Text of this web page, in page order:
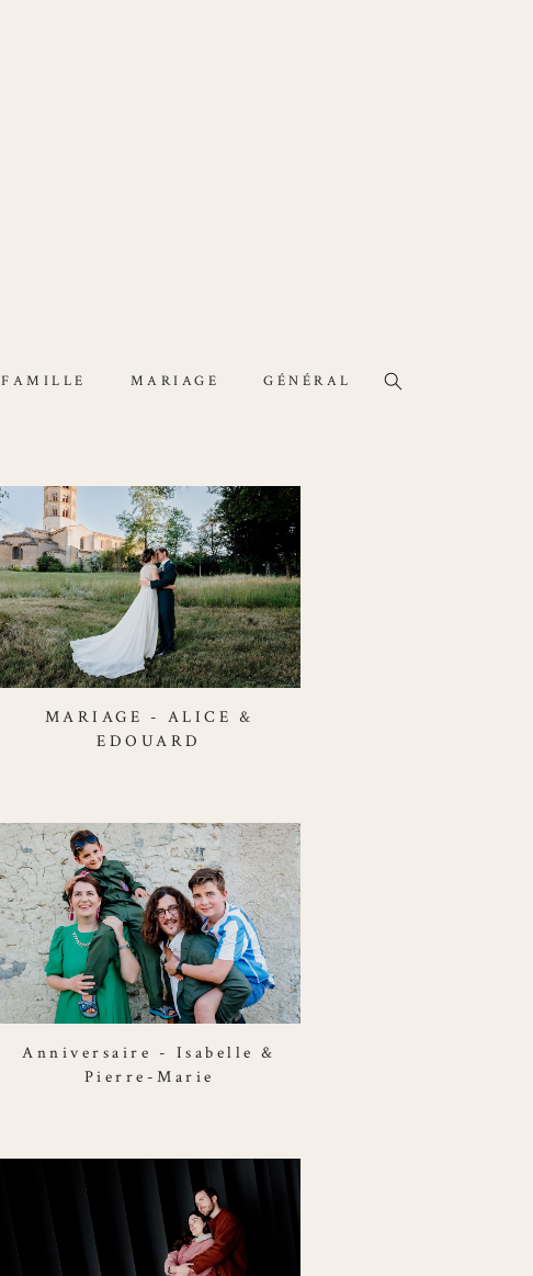
FAMILLE MARIAGE GÉNÉRAL
MARIAGE - ALICE &
EDOUARD
Anniversaire - Isabelle &
Pierre-Marie